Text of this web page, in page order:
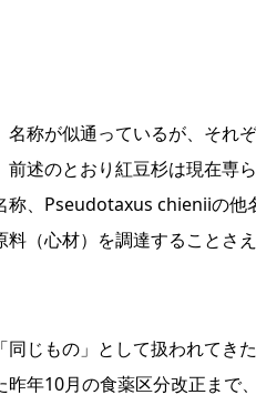
称が似通っているが、それ
述のとおり紅豆杉は現在専
、Pseudotaxus chieniiの他
（心材）を調達することさ
じもの」として扱われてき
年10月の食薬区分改正まで